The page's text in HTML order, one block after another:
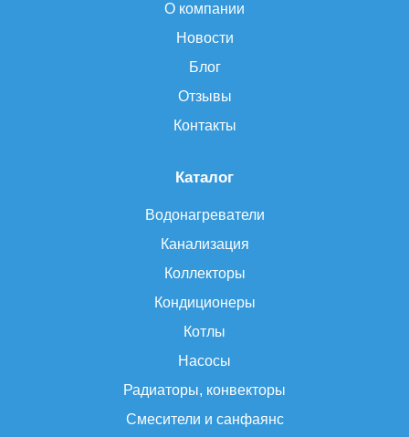
Каталог
Водонагреватели
Канализация
Коллекторы
Кондиционеры
Котлы
Насосы
Радиаторы, конвекторы
Смесители и санфаянс
О компании
Новости
Блог
Отзывы
Контакты